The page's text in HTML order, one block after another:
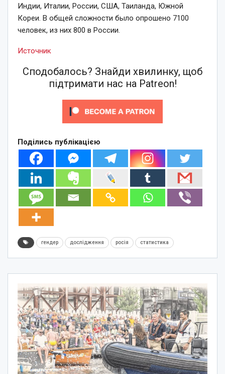
Индии, Италии, России, США, Таиланда, Южной
Кореи. В общей сложности было опрошено 7100
человек, из них 800 в России.
Источник
Сподобалось? Знайди хвилинку, щоб
підтримати нас на Patreon!
Поділись публікацією
гендер дослідження росія статистика